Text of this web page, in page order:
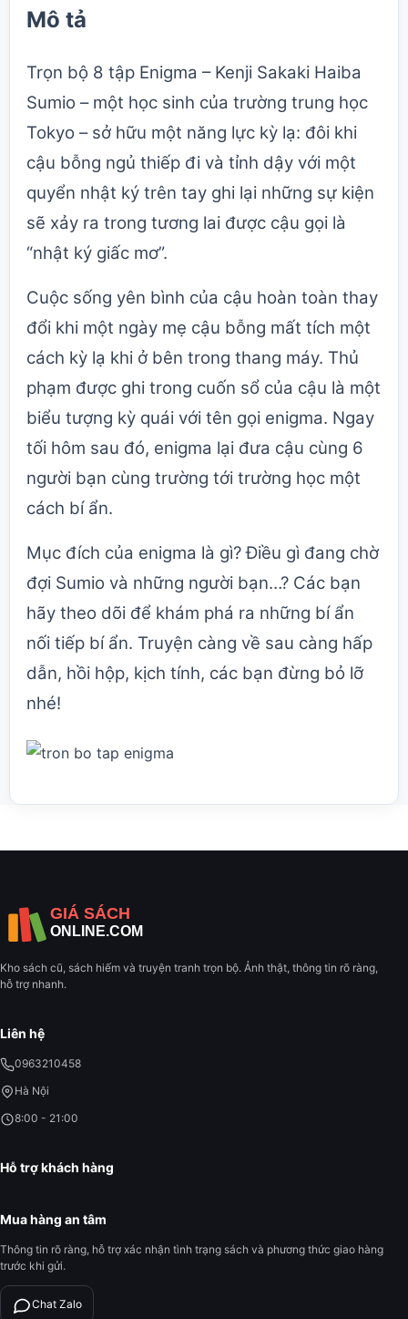
Mô tả
Trọn bộ 8 tập Enigma – Kenji Sakaki Haiba
Sumio – một học sinh của trường trung học
Tokyo – sở hữu một năng lực kỳ lạ: đôi khi
cậu bỗng ngủ thiếp đi và tỉnh dậy với một
quyển nhật ký trên tay ghi lại những sự kiện
sẽ xảy ra trong tương lai được cậu gọi là
“nhật ký giấc mơ”.
Cuộc sống yên bình của cậu hoàn toàn thay
đổi khi một ngày mẹ cậu bỗng mất tích một
cách kỳ lạ khi ở bên trong thang máy. Thủ
phạm được ghi trong cuốn sổ của cậu là một
biểu tượng kỳ quái với tên gọi enigma. Ngay
tối hôm sau đó, enigma lại đưa cậu cùng 6
người bạn cùng trường tới trường học một
cách bí ẩn.
Mục đích của enigma là gì? Điều gì đang chờ
đợi Sumio và những người bạn…? Các bạn
hãy theo dõi để khám phá ra những bí ẩn
nối tiếp bí ẩn. Truyện càng về sau càng hấp
dẫn, hồi hộp, kịch tính, các bạn đừng bỏ lỡ
nhé!
Kho sách cũ, sách hiếm và truyện tranh trọn bộ. Ảnh thật, thông tin rõ ràng,
hỗ trợ nhanh.
Liên hệ
0963210458
Hà Nội
8:00 - 21:00
Hỗ trợ khách hàng
Mua hàng an tâm
Thông tin rõ ràng, hỗ trợ xác nhận tình trạng sách và phương thức giao hàng
trước khi gửi.
Chat Zalo